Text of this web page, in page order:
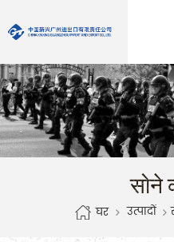
सोने
घर उत्पादों